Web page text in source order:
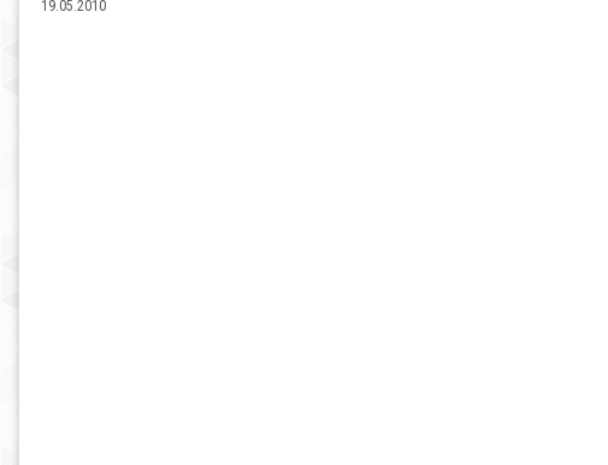
19.05.2010